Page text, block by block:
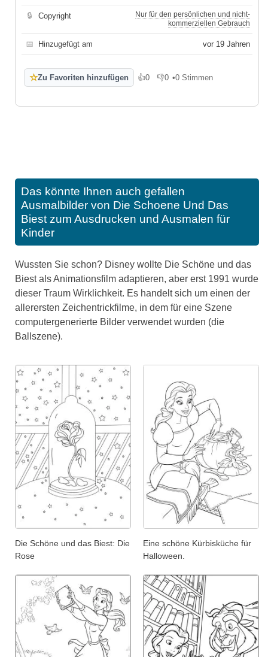
🔒 Copyright
Nur für den persönlichen und nicht-
kommerziellen Gebrauch
📅 Hinzugefügt am vor 19 Jahren
☆Zu Favoriten hinzufügen 👍0
Gefällt mir
👎0
Gefällt mir nicht
•0 Stimmen
Das könnte Ihnen auch gefallen
Ausmalbilder von Die Schoene Und Das
Biest zum Ausdrucken und Ausmalen für
Kinder
Wussten Sie schon? Disney wollte Die Schöne und das
Biest als Animationsfilm adaptieren, aber erst 1991 wurde
dieser Traum Wirklichkeit. Es handelt sich um einen der
allerersten Zeichentrickfilme, in dem für eine Szene
computergenerierte Bilder verwendet wurden (die
Ballszene).
Die Schöne und das Biest: Die
Rose
Eine schöne Kürbisküche für
Halloween.